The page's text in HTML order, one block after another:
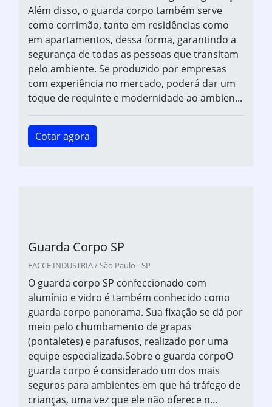
Além disso, o guarda corpo também serve
como corrimão, tanto em residências como
em apartamentos, dessa forma, garantindo a
segurança de todas as pessoas que transitam
pelo ambiente. Se produzido por empresas
com experiência no mercado, poderá dar um
toque de requinte e modernidade ao ambien...
Cotar agora
Guarda Corpo SP
FACCE INDUSTRIA / São Paulo - SP
O guarda corpo SP confeccionado com
alumínio e vidro é também conhecido como
guarda corpo panorama. Sua fixação se dá por
meio pelo chumbamento de grapas
(pontaletes) e parafusos, realizado por uma
equipe especializada.Sobre o guarda corpoO
guarda corpo é considerado um dos mais
seguros para ambientes em que há tráfego de
crianças, uma vez que ele não oferece n...